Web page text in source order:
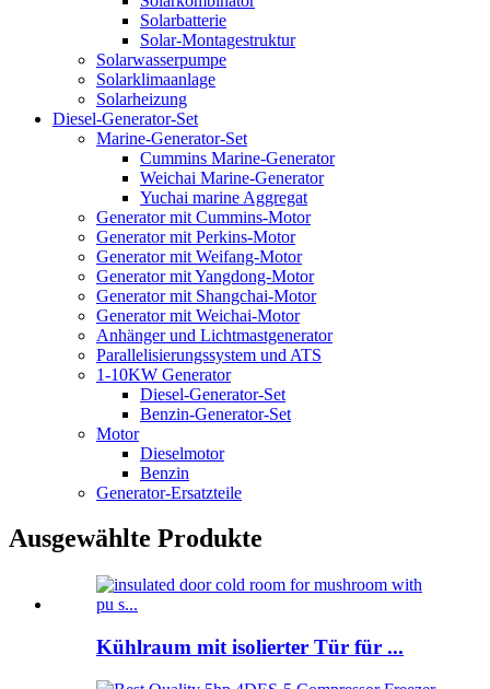
Solarbatterie
Solar-Montagestruktur
Solarwasserpumpe
Solarklimaanlage
Solarheizung
Diesel-Generator-Set
Marine-Generator-Set
Cummins Marine-Generator
Weichai Marine-Generator
Yuchai marine Aggregat
Generator mit Cummins-Motor
Generator mit Perkins-Motor
Generator mit Weifang-Motor
Generator mit Yangdong-Motor
Generator mit Shangchai-Motor
Generator mit Weichai-Motor
Anhänger und Lichtmastgenerator
Parallelisierungssystem und ATS
1-10KW Generator
Diesel-Generator-Set
Benzin-Generator-Set
Motor
Dieselmotor
Benzin
Generator-Ersatzteile
Ausgewählte Produkte
Kühlraum mit isolierter Tür für ...